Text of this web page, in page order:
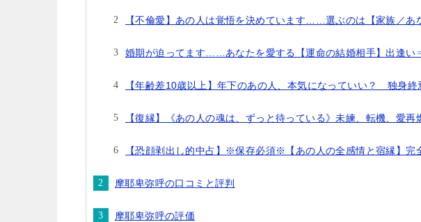
【不倫愛】あの人は覚悟を決めています……選ぶのは【家族／あ
婚期が迫ってます……あなたを愛する【運命の結婚相手】出逢い
【年齢差10歳以上】年下のあの人、本気になっていい？ 独身終
【復縁】《あの人の魂は、ずっと待っている》未練、転機、愛再
【恐顔剥出し的中占】※保存必須※【あの人の全感情と宿縁】完
摩耶卑弥呼の口コミと評判
摩耶卑弥呼の評価